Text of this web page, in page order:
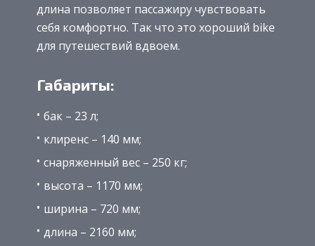
длина позволяет пассажиру чувствовать
себя комфортно. Так что это хороший bike
для путешествий вдвоем.
Габариты:
бак – 23 л;
клиренс – 140 мм;
снаряженный вес – 250 кг;
высота – 1170 мм;
ширина – 720 мм;
длина – 2160 мм;